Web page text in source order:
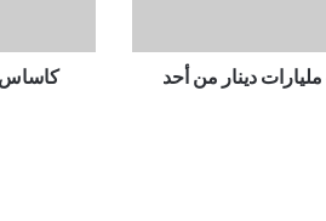
العراق.. النزاهة تعلن استرداد 4 مليارات دينار من أحد
كاساس: